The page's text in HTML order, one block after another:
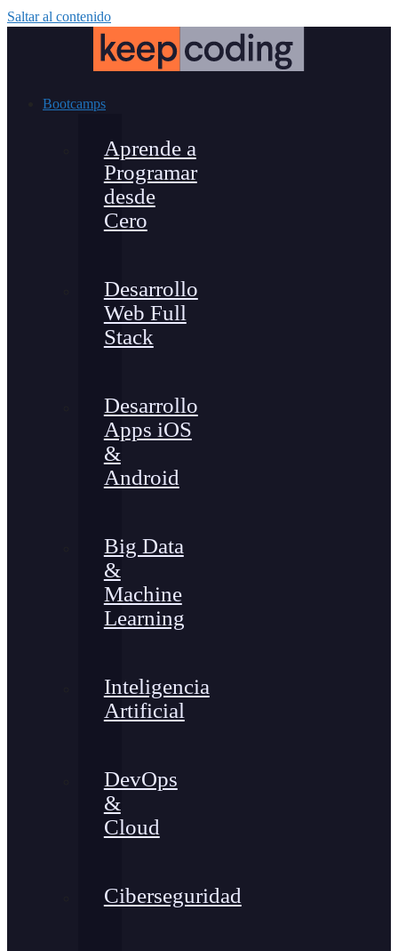
Saltar al contenido
Bootcamps
Aprende a
Programar
desde
Cero
Desarrollo
Web Full
Stack
Desarrollo
Apps iOS
&
Android
Big Data
&
Machine
Learning
Inteligencia
Artificial
DevOps
&
Cloud
Ciberseguridad